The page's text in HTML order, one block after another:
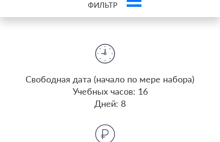
Cвободная дата (начало по мере набора)
Учебных часов: 16
Дней: 8
ФИЛЬТР